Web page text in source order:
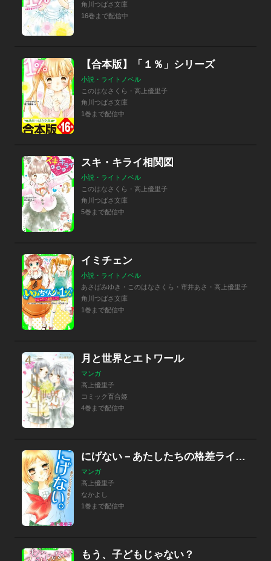
角川つばさ文庫
16巻まで配信中
【合本版】「１％」シリーズ
小説・ライトノベル
このはなさくら・高上優里子
角川つばさ文庫
1巻まで配信中
スキ・キライ相関図
小説・ライトノベル
このはなさくら・高上優里子
角川つばさ文庫
5巻まで配信中
イミチェン
小説・ライトノベル
あさばみゆき・このはなさくら・市井あさ・高上優里子
角川つばさ文庫
1巻まで配信中
月と世界とエトワール
マンガ
高上優里子
コミック百合姫
4巻まで配信中
にげない－あたしたちの格差ライフ－
マンガ
高上優里子
なかよし
1巻まで配信中
もう、子どもじゃない？